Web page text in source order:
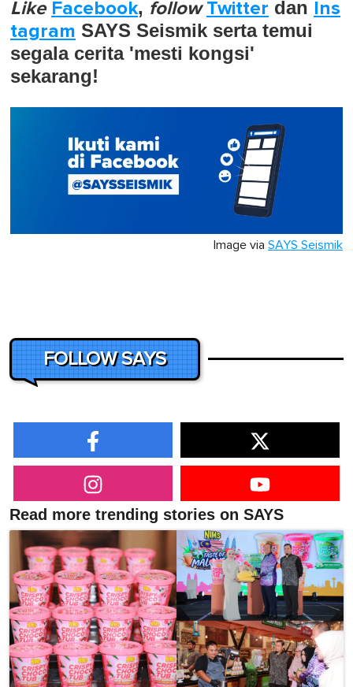
Like Facebook, follow Twitter dan Ins
tagram SAYS Seismik serta temui
segala cerita 'mesti kongsi'
sekarang!
Image via SAYS Seismik
FOLLOW SAYS
Read more trending stories on SAYS